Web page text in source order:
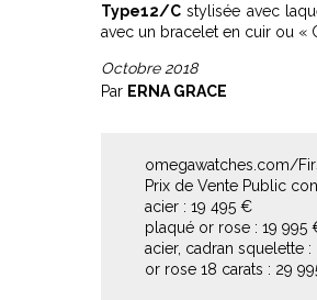
Type12/C stylisée avec
avec un bracelet en cuir ou «
Octobre 2018
Par ERNA GRACE
omegawatches.com/
Prix de Vente Public
acier : 19 495 €
plaqué or rose : 19 995
acier, cadran squelette
or rose 18 carats : 29